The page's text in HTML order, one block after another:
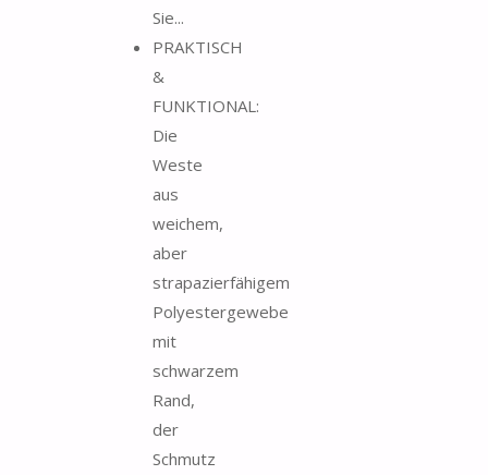
Sie...
PRAKTISCH
&
FUNKTIONAL:
Die
Weste
aus
weichem,
aber
strapazierfähigem
Polyestergewebe
mit
schwarzem
Rand,
der
Schmutz